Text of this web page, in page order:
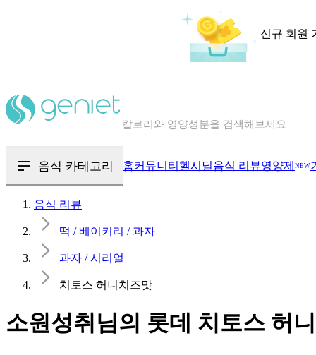
신규 회원
혈당 · 다이어트 음식 검색해보세요
음식 카테고리 홈커뮤니티 헬시딜음식 리뷰영양제 NEW
음식 리뷰
떡 / 베이커리 / 과자
과자 / 시리얼
치토스 허니치즈맛
소원성취님의 롯데 치토스 허